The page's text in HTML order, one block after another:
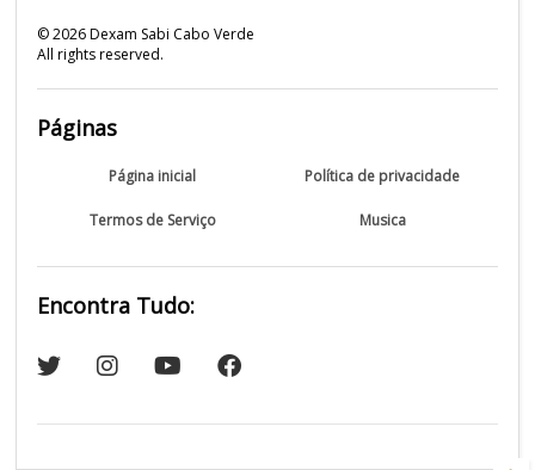
©2026Dexam Sabi Cabo Verde
All rights reserved.
Páginas
Página inicial Política de privacidade
Termos de Serviço Musica
Encontra Tudo: